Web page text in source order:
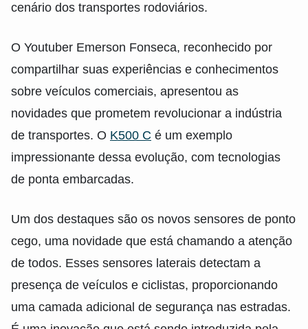
cenário dos transportes rodoviários.
O Youtuber Emerson Fonseca, reconhecido por
compartilhar suas experiências e conhecimentos
sobre veículos comerciais, apresentou as
novidades que prometem revolucionar a indústria
de transportes. O K500 C é um exemplo
impressionante dessa evolução, com tecnologias
de ponta embarcadas.
Um dos destaques são os novos sensores de ponto
cego, uma novidade que está chamando a atenção
de todos. Esses sensores laterais detectam a
presença de veículos e ciclistas, proporcionando
uma camada adicional de segurança nas estradas.